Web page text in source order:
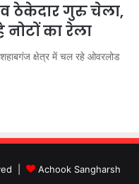
व ठेकेदार गुरु चेला,
का रेला
क्षेत्र में चल रहे ओवरलोड
| Achook Sangharsh